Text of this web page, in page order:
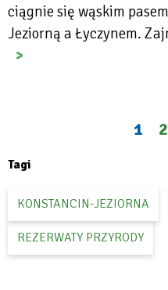
ciągnie się wąskim
Jeziorną a Łyczynem.
1 2
Tagi
KONSTANCIN-JEZIORNA
REZERWATY PRZYRODY